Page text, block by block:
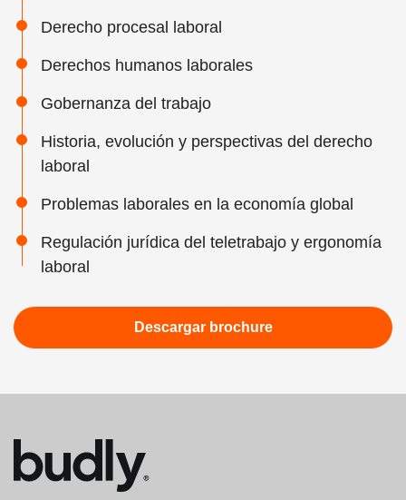
Derecho procesal laboral
Derechos humanos laborales
Gobernanza del trabajo
Historia, evolución y perspectivas del derecho
laboral
Problemas laborales en la economía global
Regulación jurídica del teletrabajo y ergonomía
laboral
Descargar brochure